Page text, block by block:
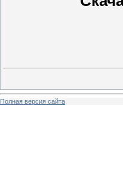
Полная версия сайта